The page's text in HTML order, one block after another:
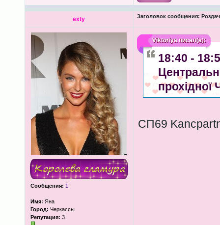
exty Заголовок сообщения:
Сообщения: 1
Имя: Яна
Город: Черкассы
Репутация: 3
Viktoriyaписал(а):
18:40 -
прохідної
СП69